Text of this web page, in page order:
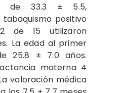
de 33.3 ± 5.5,
positivo
15 utilizaron
La edad al primer
25.8 ± 7.0 años.
materna 4
valoración médica